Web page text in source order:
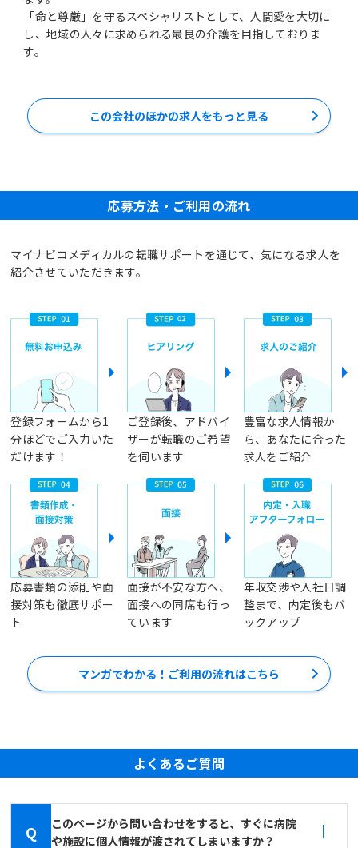
「命と尊厳」を守るスペシャリストとして、人間愛を大切に
し、地域の人々に求められる最良の介護を目指しておりま
す。
この会社のほかの求人をもっと見る
応募方法・ご利用の流れ
マイナビコメディカルの転職サポートを通じて、気になる求人を
紹介させていただきます。
登録フォームから1
分ほどでご入力いた
だけます！
ご登録後、アドバイ
ザーが転職のご希望
を伺います
豊富な求人情報か
ら、あなたに合った
求人をご紹介
応募書類の添削や面
接対策も徹底サポー
ト
面接が不安な方へ、
面接への同席も行っ
ています
年収交渉や入社日調
整まで、内定後もバ
ックアップ
マンガでわかる！ご利用の流れはこちら
よくあるご質問
Q
このページから問い合わせをすると、すぐに病院
や施設に個人情報が渡されてしまいますか？